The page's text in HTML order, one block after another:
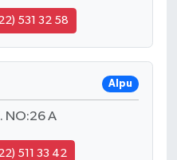
531 32 58
Alpu
NO:26 A
511 33 42